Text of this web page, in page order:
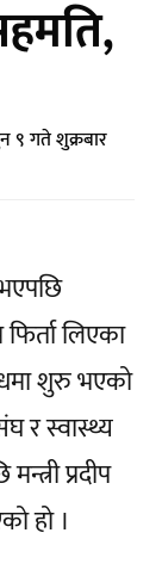
९ गते शुक्रबार
लिएका
शुरु भएको
र स्वास्थ्य
प्रदीप
हो ।